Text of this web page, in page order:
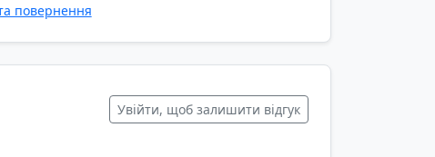
повернення
Увійти, щоб залишити відгук